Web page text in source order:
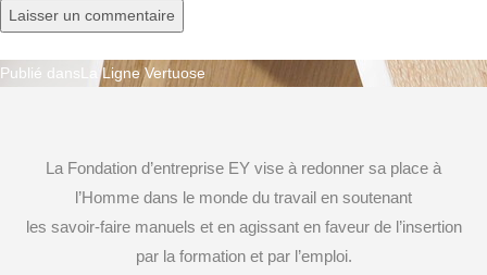
Navigation
l’article
Publié dans La Ligne Vertuose
La Fondation d’entreprise EY vise à redonner sa place à
l’Homme dans le monde du travail en soutenant
les savoir-faire manuels et en agissant en faveur de l’insertion
par la formation et par l’emploi.